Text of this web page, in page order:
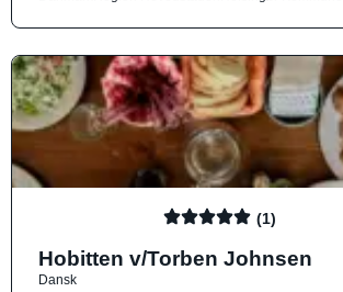
(1)
Hobitten v/Torben Johnsen
Dansk